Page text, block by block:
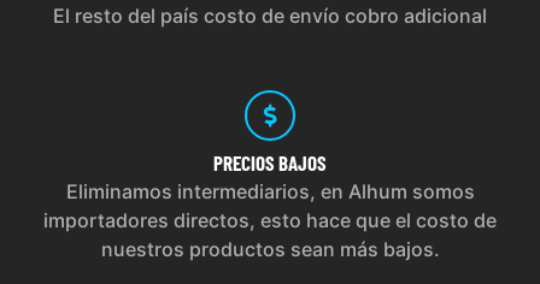
El resto del país costo de envío cobro adicional
PRECIOS BAJOS
Eliminamos intermediarios, en Alhum somos
importadores directos, esto hace que el costo de
nuestros productos sean más bajos.